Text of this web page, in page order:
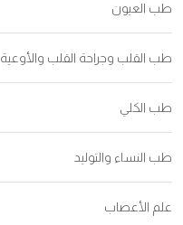
طب العيون
طب القلب وجراحة القلب والأوعية
طب الكلي
طب النساء والتوليد
علم الأعصاب